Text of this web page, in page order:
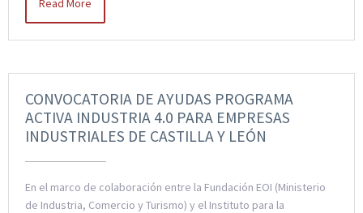
Read More
CONVOCATORIA DE AYUDAS PROGRAMA
ACTIVA INDUSTRIA 4.0 PARA EMPRESAS
INDUSTRIALES DE CASTILLA Y LEÓN
En el marco de colaboración entre la Fundación EOI (Ministerio
de Industria, Comercio y Turismo) y el Instituto para la